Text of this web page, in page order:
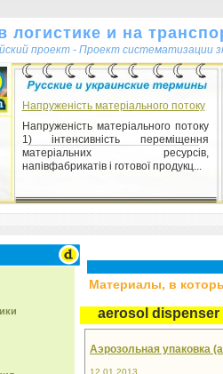
логистике и на
проект - Проект
Напруженість матеріального потоку
Напруженість матеріального потоку
1) інтенсивність переміщення
матеріальних ресурсів,
напівфабрикатів і готової продукц...
Материалы, в
aerosol dispenser
Аэрозольная упаковка